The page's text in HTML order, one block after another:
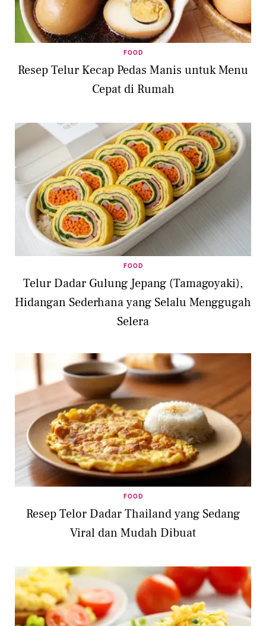
FOOD
Resep Telur Kecap Pedas Manis untuk Menu
Cepat di Rumah
FOOD
Telur Dadar Gulung Jepang (Tamagoyaki),
Hidangan Sederhana yang Selalu Menggugah
Selera
FOOD
Resep Telor Dadar Thailand yang Sedang
Viral dan Mudah Dibuat